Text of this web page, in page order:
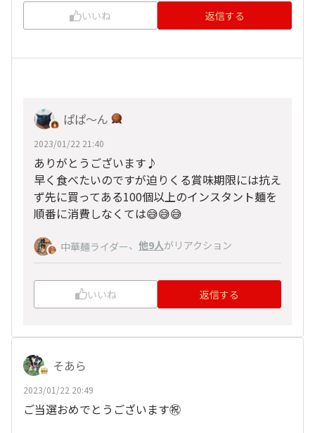
いいね 返信する
ぱぱ〜ん
2023/01/22 21:40
ありがとうございます♪
早く食べたいのですが迫りくる賞味期限には抗え
ず先に買ってある100個以上のインスタント麺を
順番に消費しなくては😅😅😅
中華麺ライダー、 他9人がリアクション
いいね 返信する
そあら
2023/01/22 20:49
ご当選おめでとうございます㊗️